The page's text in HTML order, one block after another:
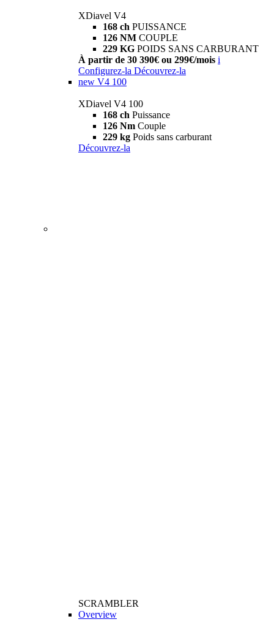
XDiavel V4
168 ch PUISSANCE
126 NM COUPLE
229 KG POIDS SANS CARBURANT
À partir de 30 390€ ou 299€/mois i
Configurez-la Découvrez-la
new V4 100
XDiavel V4 100
168 ch Puissance
126 Nm Couple
229 kg Poids sans carburant
Découvrez-la
SCRAMBLER
Overview